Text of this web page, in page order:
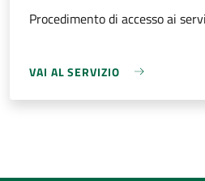
Procedimento di accesso ai
VAI AL SERVIZIO